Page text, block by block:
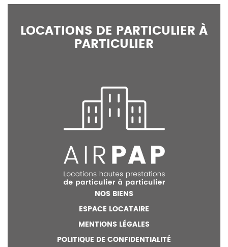
LOCATIONS DE PARTICULIER À
PARTICULIER
NOS BIENS
ESPACE LOCATAIRE
MENTIONS LÉGALES
POLITIQUE DE CONFIDENTIALITÉ